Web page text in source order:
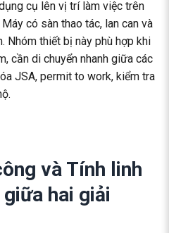
cụ lên vị trí làm việc trên
có sàn thao tác, lan can và
Nhóm thiết bị này phù hợp khi
cần di chuyển nhanh giữa các
JSA, permit to work, kiểm tra
và Tính linh
giữa hai giải